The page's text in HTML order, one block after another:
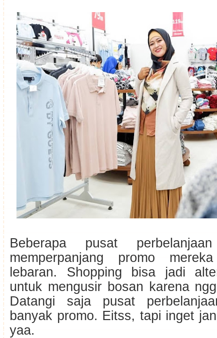
Beberapa pusat
memperpanjang promo
lebaran. Shopping bisa jadi
untuk mengusir bosan karena
Datangi saja pusat
banyak promo. Eitss, tapi inget
yaa.